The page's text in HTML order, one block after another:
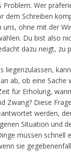
Problem. Wer
dem Schreiben
uns, ohne mit der
Du bist also
dazu neigt, zu
liegenzulassen,
ab, ob eine Sache
für Erholung,
Zwang? Diese
werden,
Situation und
müssen schnell
sie